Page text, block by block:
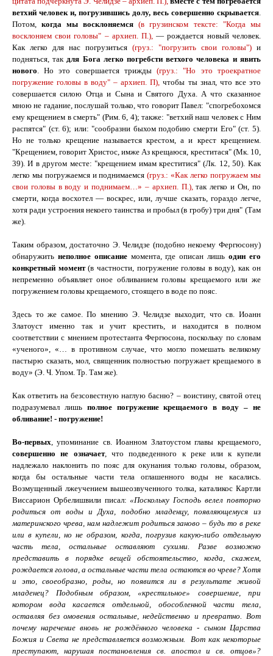
ветхий человек и, погрузившись долу, весь совершенно скрывается.
Потом,когда мы восклоняемся(в грузинском тексте: "Когда мы
восклоняем свои головы" – архиеп. П.), — рождается новый человек.
Как легко для нас погрузиться (груз.: "погрузить свои головы") и
подняться, такдля Бога легко погребсти ветхого человека и явить
нового. Но это совершается трижды(груз.:"Но это троекратное
погружение головы в воду"– архиеп. П), чтобы ты знал, что все это
совершается силою Отца и Сына и Святого Духа. А что сказанное
мною не гадание, послушай только, что говорит Павел: "спогребохомся
ему крещением в смерть" (Рим. 6, 4); также: "ветхий наш человек с Ним
распятся" (ст. 6); или:"сообразни быхом подобию смерти Его"(ст. 5).
Но не только крещение называется крестом, а и крест крещением.
"Крещением, говорит Христос, имже Аз крещаюся, креститася"(Мк. 10,
39). И в другом месте:"крещением имам креститися" (Лк. 12, 50). Как
легко мы погружаемся и поднимаемся (груз.: «Как легко погружаем мы
свои головы в воду и поднимаем…» – архиеп. П.), так легко и Он, по
смерти, когда восхотел — воскрес, или, лучше сказать, гораздо легче,
хотя ради устроения некоего таинства и пробыл (в гробу) три дня" (Там
же).
Таким образом, достаточно Э. Челидзе (подобно некоему Фергюсону)
обнаружить неполное описание момента, где описан лишь один его
конкретный момент(в частности, погружение головы в воду), как он
непременно объявляет оное обливанием головы крещаемого или же
погружением головы крещаемого, стоящего в воде по пояс.
Здесь то же самое. По мнению Э. Челидзе выходит, что св. Иоанн
Златоуст именно так и учит крестить, и находится в полном
соответствии с мнением протестанта Фергюсона, поскольку по словам
«ученого», «… в противном случае, что могло помешать великому
пастырю сказать, мол, священник полностью погружает крещаемого в
воду» (Э. Ч. Упом. Тр. Там же).
Как ответить на безсовестную наглую басню? – воистину, святой отец
подразумевал лишь полное погружение крещаемого в воду – не
обливание! - погружение!
Во-первых, упоминание св. Иоанном Златоустом главы крещаемого,
совершенно не означает, что подведенного к реке или к купели
надлежало наклонить по пояс для окунания только головы, образом,
когда бы остальные части тела оглашенного воды не касались.
Возмущенный лжеучением вышеозвученного толка, каталикос Картли
Виссарион Орбелишвили писал:«Поскольку Господь велел повторно
родиться от воды и Духа, подобно младенцу, появляющемуся из
материнского чрева, нам надлежит родиться заново – будь то в реке
или в купели, но не образом, когда, погрузив какую-либо отдельную
часть тела, остальные оставляют сухими. Разве возможно
представить в порядке вещей обстоятельство, когда, скажем,
рождается голова, а остальные части тела остаются во чреве? Хотя
и это, своеобразно, роды, но появится ли в результате живой
младенец? Подобным образом, «крестильное» совершение, при
котором вода касается отдельной, обособленной части тела,
оставляя без омовения остальные, недейственно и превратно. Вот
почему наречение вновь не рождённого человека - сыном Царства
Божия и Света не представляется возможным.
Вот как некоторые
преступают, нарушая постановления св. апостол и св. отцов»?